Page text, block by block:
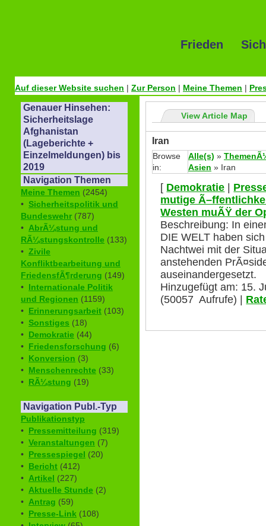
Frieden
Auf dieser Website suchen | Zur Person | Meine Themen |
Genauer Hinsehen:
Sicherheitslage
Afghanistan
(Lageberichte +
Einzelmeldungen) bis
2019
Navigation Themen
Meine Themen (2454)
• Sicherheitspolitik und
Bundeswehr (787)
• AbrÃ¼stung und
RÃ¼stungskontrolle (133)
• Zivile
Konfliktbearbeitung und
FriedensfÃ¶rderung (149)
• Internationale Politik
und Regionen (1159)
• Erinnerungsarbeit (103)
• Sonstiges (18)
• Demokratie (44)
• Friedensforschung (6)
• Konversion (3)
• Menschenrechte (33)
• RÃ¼stung (19)
Navigation Publ.-Typ
Publikationstyp
• Pressemitteilung (319)
• Veranstaltungen (7)
• Pressespiegel (20)
• Bericht (412)
• Artikel (227)
• Aktuelle Stunde (2)
• Antrag (59)
• Presse-Link (108)
View Article Map
Iran
Browse
in:
Alle(s) »
Asien » Iran
[ Demokratie
mutige
Westen muÃŸ der
Beschreibung: In
DIE WELT haben
Nachtwei mit der
anstehenden
auseinandergesetzt.
Hinzugefügt am: 15.
(50057 Aufrufe) |